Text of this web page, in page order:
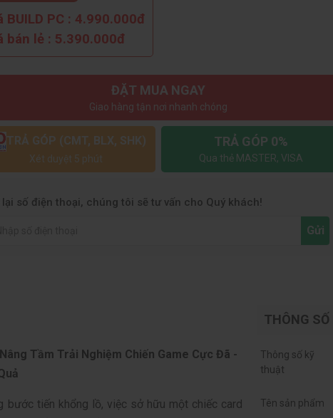
BUILD PC : 4.990.000đ
bán lẻ : 5.390.000đ
ĐẶT MUA NGAY
Giao hàng tận nơi nhanh chóng
TRẢ GÓP (CMT, BLX, SHK)
Xét duyệt 5 phút
TRẢ GÓP 0%
Qua thẻ MASTER, VISA
số điện thoại, chúng tôi sẽ tư vấn cho Quý khách!
Gửi
Nâng Tầm Trải Nghiệm Chiến Game Cực Đã -
bước tiến khổng lồ, việc sở hữu một chiếc card
THÔNG
Thông số kỹ
thuật
Tên sản phẩm